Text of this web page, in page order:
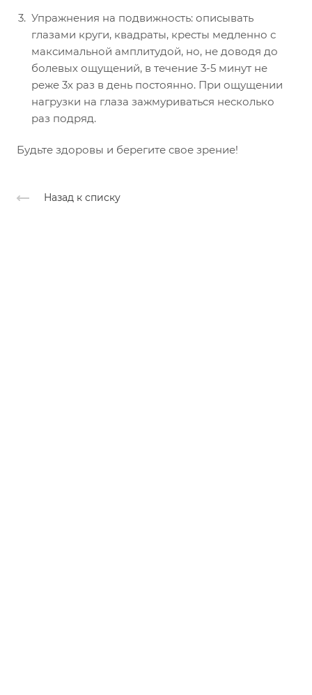
Упражнения на подвижность: описывать
глазами круги, квадраты, кресты медленно с
максимальной амплитудой, но, не доводя до
болевых ощущений, в течение 3-5 минут не
реже 3х раз в день постоянно. При ощущении
нагрузки на глаза зажмуриваться несколько
раз подряд.
Будьте здоровы и берегите свое зрение!
Назад к списку